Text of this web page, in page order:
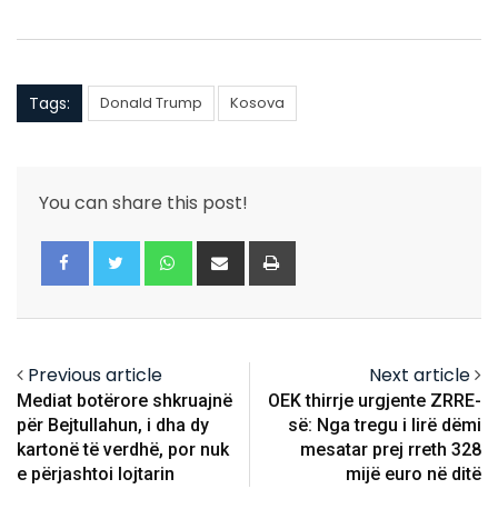
Tags: Donald Trump Kosova
You can share this post!
Whatsapp
Share
via
Previous article
Mediat botërore shkruajnë
për Bejtullahun, i dha dy
kartonë të verdhë, por nuk
e përjashtoi lojtarin
Next article
OEK thirrje urgjente ZRRE-
së: Nga tregu i lirë dëmi
mesatar prej rreth 328
mijë euro në ditë